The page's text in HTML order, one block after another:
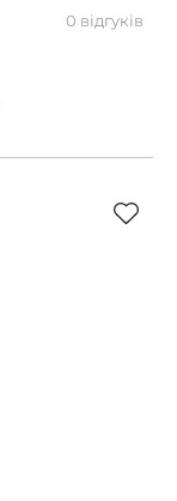
0 відгуків